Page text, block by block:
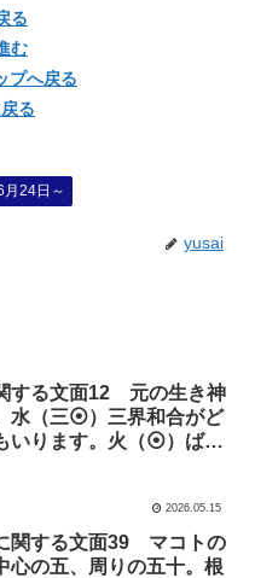
る
む
プへ戻る
る
24日～
yusai
する文面12 元の生き神
水（三⦿）三界和合がど
いります。火（⦿）ばか
2026.05.15
関する文面39 マコトの
心の五、周りの五十。根